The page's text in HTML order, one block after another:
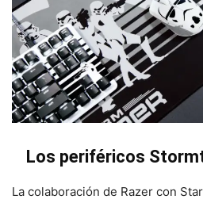
Los periféricos
La colaboración de Razer con